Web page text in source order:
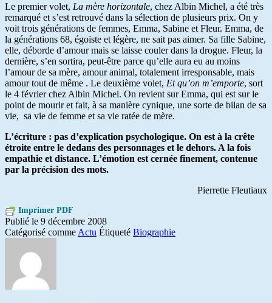
Le premier volet, La mère horizontale, chez Albin Michel, a été très
remarqué et s’est retrouvé dans la sélection de plusieurs prix. On y
voit trois générations de femmes, Emma, Sabine et Fleur. Emma, de
la générations 68, égoïste et légère, ne sait pas aimer. Sa fille Sabine,
elle, déborde d’amour mais se laisse couler dans la drogue. Fleur, la
dernière, s’en sortira, peut-être parce qu’elle aura eu au moins
l’amour de sa mère, amour animal, totalement irresponsable, mais
amour tout de même . Le deuxième volet, Et qu’on m’emporte, sort
le 4 février chez Albin Michel. On revient sur Emma, qui est sur le
point de mourir et fait, à sa manière cynique, une sorte de bilan de sa
vie, sa vie de femme et sa vie ratée de mère.
L’écriture : pas d’explication psychologique. On est à la crête
étroite entre le dedans des personnages et le dehors. A la fois
empathie et distance. L’émotion est cernée finement, contenue
par la précision des mots.
Pierrette Fleutiaux
Imprimer PDF
Publié le 9 décembre 2008
Catégorisé comme Actu Étiqueté Biographie